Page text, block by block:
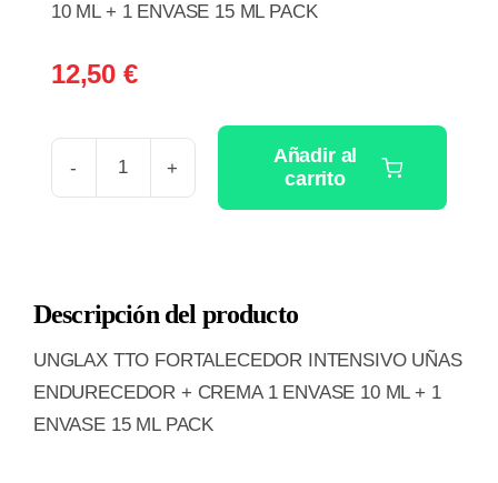
10 ML + 1 ENVASE 15 ML PACK
12,50 €
UÑAS
Añadir al
carrito
Descripción del producto
UNGLAX TTO FORTALECEDOR INTENSIVO UÑAS
ENDURECEDOR + CREMA 1 ENVASE 10 ML + 1
ENVASE 15 ML PACK